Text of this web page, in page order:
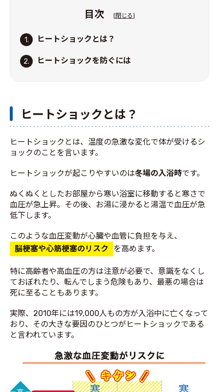
目次 [閉じる]
1. ヒートショックとは？
2. ヒートショックを防ぐには
ヒートショックとは？
ヒートショックとは、温度の急激な変化で体が受けるシ
ョックのことを言います。
ヒートショックが起こりやすいのは冬場の入浴時です。
ぬくぬくとしたお部屋から寒い浴室に移動すると寒さで
血圧が急上昇。その後、お湯に浸かると湯温で血圧が急
低下します。
このような血圧変動が心臓や血管に負担を与え、
脳梗塞や心筋梗塞のリスク
を高めます。
特に高齢者や高血圧の方は注意が必要で、意識をなくし
ておぼれたり、転んでしまう危険もあり、最悪の場合は
死に至ることもあります。
実際、2010年には19,000人もの方が入浴中に亡くなって
おり、その大きな要因のひとつがヒートショックである
と言われています。